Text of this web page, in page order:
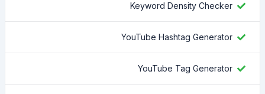
Keyword Density Checker
YouTube Hashtag Generator
YouTube Tag Generator